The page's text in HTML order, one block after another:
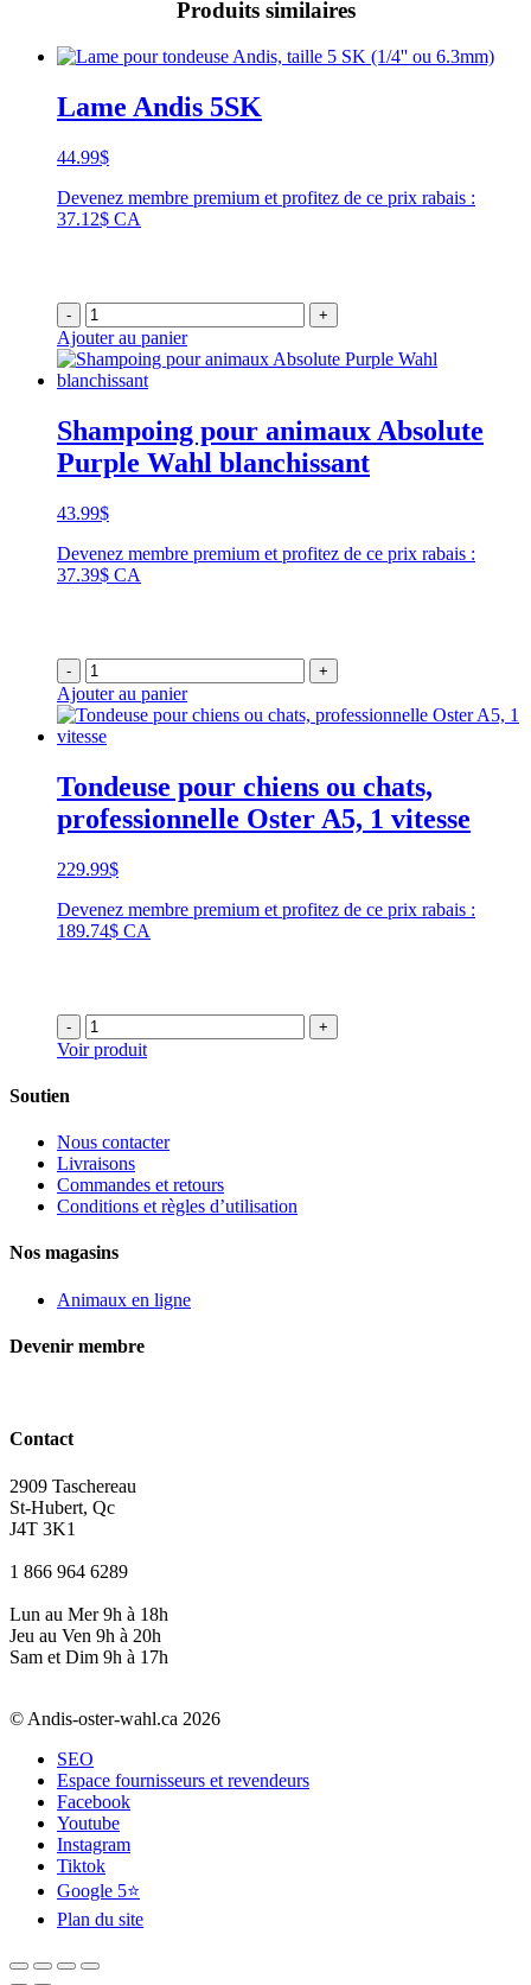
Produits similaires
Lame Andis 5SK
44.99$
Devenez membre premium et profitez de ce prix rabais :
37.12$ CA
- +
Ajouter au panier
Shampoing pour animaux Absolute
Purple Wahl blanchissant
43.99$
Devenez membre premium et profitez de ce prix rabais :
37.39$ CA
- +
Ajouter au panier
Tondeuse pour chiens ou chats,
professionnelle Oster A5, 1 vitesse
229.99$
Devenez membre premium et profitez de ce prix rabais :
189.74$ CA
- +
Voir produit
Soutien
Nous contacter
Livraisons
Commandes et retours
Conditions et règles d’utilisation
Nos magasins
Animaux en ligne
Devenir membre
Contact
2909 Taschereau
St-Hubert, Qc
J4T 3K1
1 866 964 6289
Lun au Mer 9h à 18h
Jeu au Ven 9h à 20h
Sam et Dim 9h à 17h
© Andis-oster-wahl.ca 2026
SEO
Espace fournisseurs et revendeurs
Facebook
Youtube
Instagram
Tiktok
Google 5⭐
Plan du site